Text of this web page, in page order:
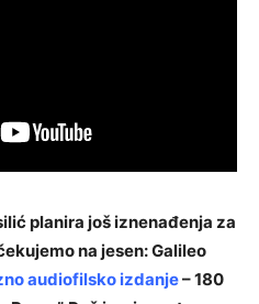
planira još iznenađenja za
na jesen: Galileo
audiofilsko izdanje– 180